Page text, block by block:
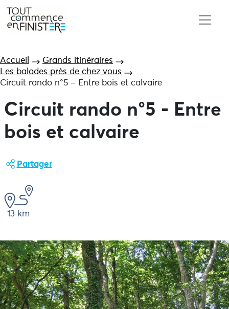
Accueil
Grands itinéraires
Les balades près de chez vous
Circuit rando n°5 – Entre bois et calvaire
Circuit rando n°5 - Entre
bois et calvaire
Partager
13 km